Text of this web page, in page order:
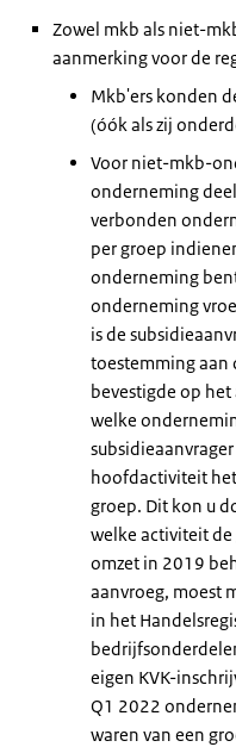
Zowel mkb als niet-
aanmerking voor de
Mkb'ers konden
(óók als zij
Voor niet-mkb-
onderneming
verbonden
per groep
onderneming
onderneming
is de
toestemming aan
bevestigde op
welke
hoofdactiviteit
groep. Dit kon u
welke activiteit
omzet in 2019
aanvroeg, moest
in het
eigen KVK-
Q1 2022
waren van een